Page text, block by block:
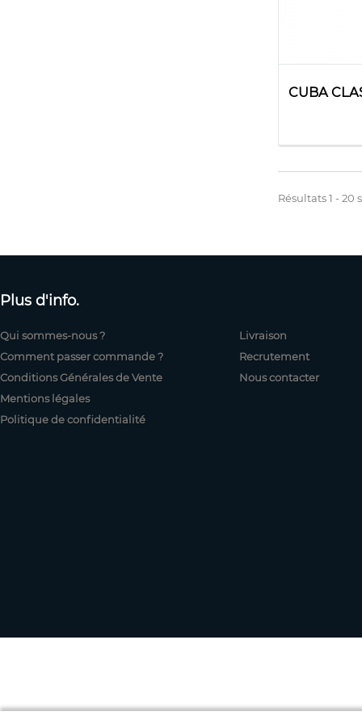
CUBA
Résultats 1 - 20
Plus d'info.
Qui sommes-nous ?
Comment passer commande ?
Conditions Générales de Vente
Mentions légales
Politique de confidentialité
Livraison
Recrutement
Nous contacter